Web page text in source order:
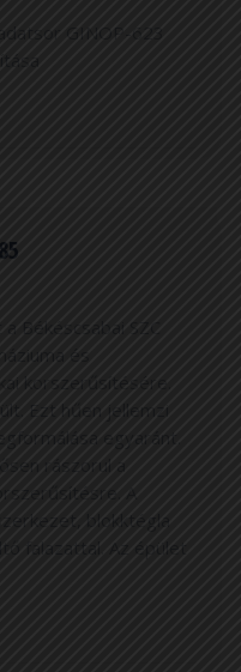
GINOP-623
Békéscsabai SZC
és
korszerűsítésére.
Ezt hűen jellemzi
egyaránt.
rászorul a
A
blokktégla
falazattal. Az épület